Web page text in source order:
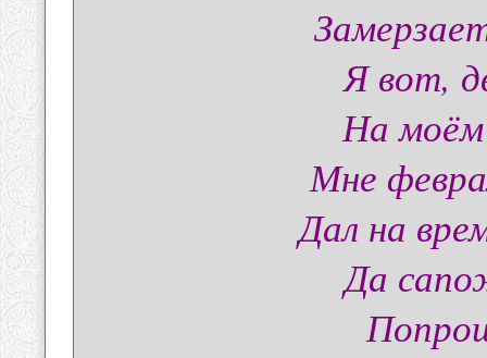
Я вот,
На моём
Мне
Дал на
Да